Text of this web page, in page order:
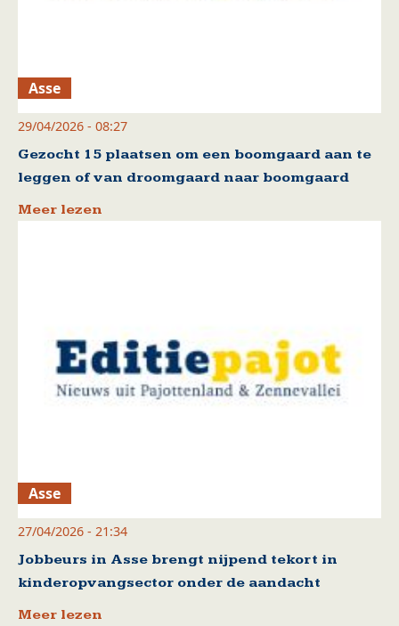
Asse
29/04/2026 - 08:27
Gezocht 15 plaatsen om een boomgaard aan te
leggen of van droomgaard naar boomgaard
Meer lezen
Asse
27/04/2026 - 21:34
Jobbeurs in Asse brengt nijpend tekort in
kinderopvangsector onder de aandacht
Meer lezen